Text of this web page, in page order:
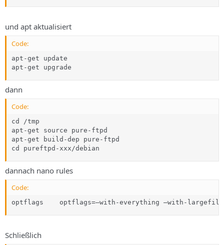
und apt aktualisiert
Code:
apt-get	update
apt-get	upgrade
dann
Code:
cd /tmp
apt-get source pure-ftpd
apt-get build-dep pure-ftpd
cd pureftpd-xxx/debian
dannach nano rules
Code:
optflags 	optflags=–with-everything –with-
Schließlich